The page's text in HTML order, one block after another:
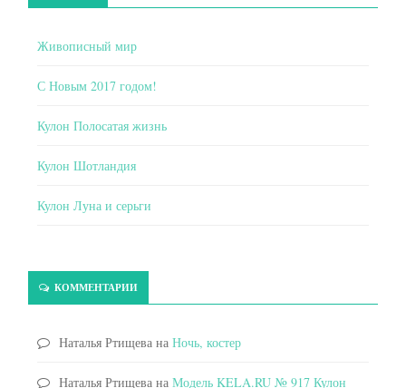
Живописный мир
С Новым 2017 годом!
Кулон Полосатая жизнь
Кулон Шотландия
Кулон Луна и серьги
КОММЕНТАРИИ
Наталья Ртищева на Ночь, костер
Наталья Ртищева на Модель KELA.RU № 917 Кулон